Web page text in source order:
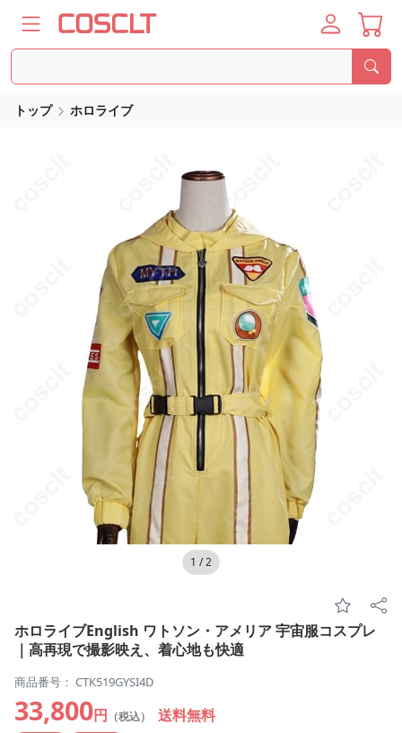
トップ ホロライブ
1 /2
ホロライブEnglish ワトソン・アメリア 宇宙服コスプレ
｜高再現で撮影映え、着心地も快適
商品番号： CTK519GYSI4D
33,800円 （税込） 送料無料